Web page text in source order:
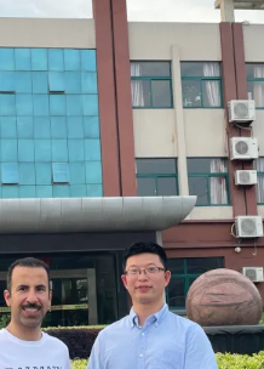
待
南，
轻
拿
下
合
作
机
会！
客
看
厂
三
事
儿